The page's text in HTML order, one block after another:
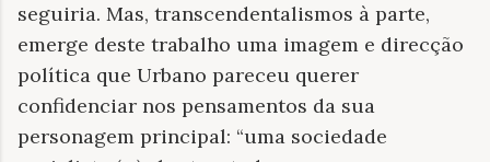
seguiria. Mas, transcendentalismos à parte,
emerge deste trabalho uma imagem e direcção
política que Urbano pareceu querer
confidenciar nos pensamentos da sua
personagem principal: “uma sociedade